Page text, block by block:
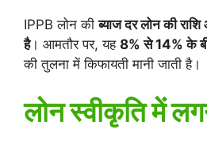
IPPB लोन कीब्याज दर लोन की
है। आमतौर पर, यह 8% से 14% के
की तुलना में किफायती मानी जाती है।
लोन स्वीकृति में